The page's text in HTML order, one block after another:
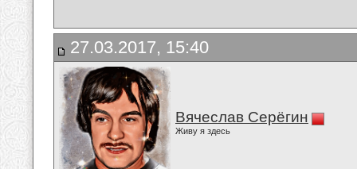
27.03.2017, 15:40
Вячеслав Серёгин
Живу я здесь